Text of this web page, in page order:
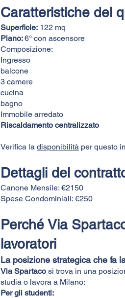
Caratteristiche del
Superficie: 122 mq
Piano:6° con ascensore
Composizione:​​​​​
Ingresso
balcone
3 camere
cucina
bagno
Immobile arredato
Riscaldamento centralizzato
Verifica la disponibilità per questo
Dettagli del
Canone Mensile: €2150
Spese Condominiali: €250
Perché Via
lavoratori
La posizione strategica che fa
Via Spartaco si trova in una
studia o lavora a Milano:
Per gli studenti: